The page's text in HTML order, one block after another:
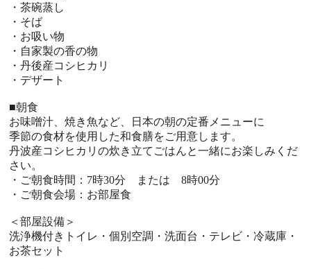
・茶碗蒸し
・そば
・お吸い物
・自家製の香の物
・丹後産コシヒカリ
・デザート
■朝食
お味噌汁、焼き魚など、日本の朝の定番メニューに
季節の食材を使用した和食膳をご用意します。
丹波産コシヒカリの炊き立てごはんと一緒にお楽しみくだ
さい。
・ご朝食時間：7時30分 または 8時00分
・ご朝食会場：お部屋食
＜部屋設備＞
洗浄機付きトイレ・個別空調・洗面台・テレビ・冷蔵庫・
お茶セット